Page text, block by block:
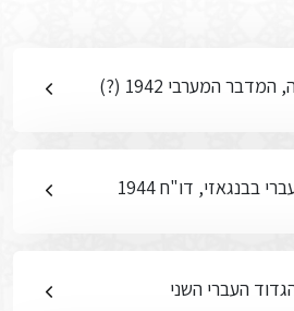
המערבי 1942 (?)
בבנגאזי, דו"ח 1944
העברי השני